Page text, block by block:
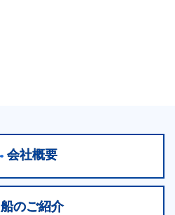
会社概要
船のご紹介